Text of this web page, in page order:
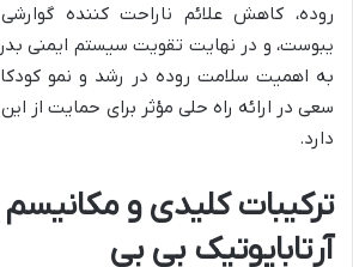
روده، کاهش علائم ناراحت کننده
یبوست، و در نهایت تقویت سیستم ایمنی
به اهمیت سلامت روده در رشد و نمو
سعی در ارائه راه حلی مؤثر برای حمایت از
دارد.
ترکیبات کلیدی و
آرتابایوتیک بی بی